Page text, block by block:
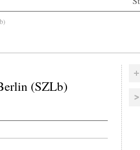
(SZLb)